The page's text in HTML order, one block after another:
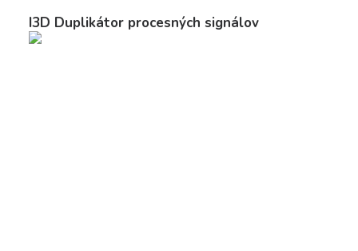
I3D Duplikátor procesných signálov